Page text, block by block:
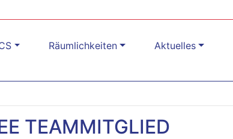
Räumlichkeiten Aktuelles
TEAMMITGLIED